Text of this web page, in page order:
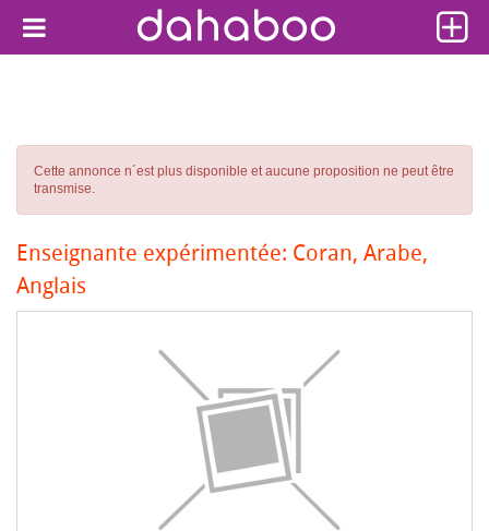
Cette annonce n´est plus disponible et aucune proposition ne peut être
transmise.
Enseignante expérimentée: Coran, Arabe,
Anglais